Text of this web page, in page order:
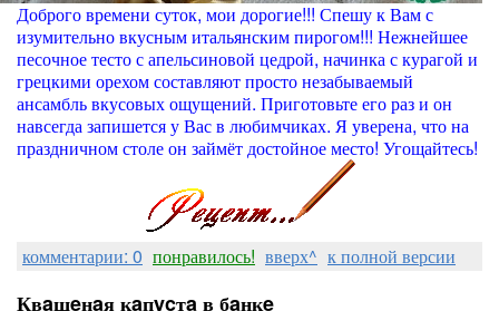
Доброго времени суток, мои дорогие!!! Спешу к Вам с
изумительно вкусным итальянским пирогом!!! Нежнейшее
песочное тесто с апельсиновой цедрой, начинка с курагой и
грецкими орехом составляют просто незабываемый
ансамбль вкусовых ощущений. Приготовьте его раз и он
навсегда запишется у Вас в любимчиках. Я уверена, что на
праздничном столе он займёт достойное место! Угощайтесь!
комментарии: 0 понравилось! вверх^ к полной версии
Квaшeнaя кaпycтa в бaнкe